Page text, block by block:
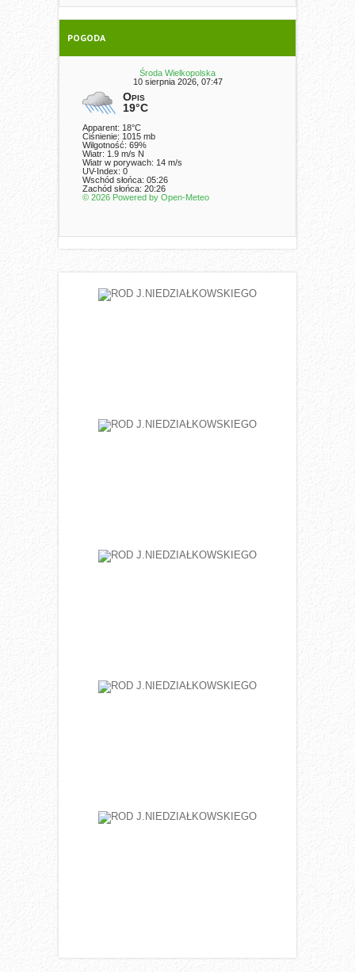
POGODA
Środa Wielkopolska
10 sierpnia 2026, 07:47
Opis
19°C
Apparent: 18°C
Ciśnienie: 1015 mb
Wilgotność: 69%
Wiatr: 1.9 m/s N
Wiatr w porywach: 14 m/s
UV-Index: 0
Wschód słońca: 05:26
Zachód słońca: 20:26
© 2026 Powered by Open-Meteo